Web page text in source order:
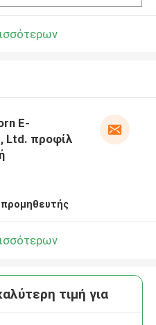
E-
Ltd. προφίλ
προμηθευτής
τιμή για